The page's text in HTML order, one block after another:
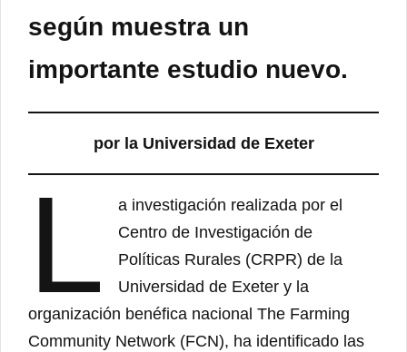
según muestra un
importante estudio nuevo.
por la Universidad de Exeter
L
a investigación realizada por el
Centro de Investigación de
Políticas Rurales (CRPR) de la
Universidad de Exeter y la
organización benéfica nacional The Farming
Community Network (FCN), ha identificado las